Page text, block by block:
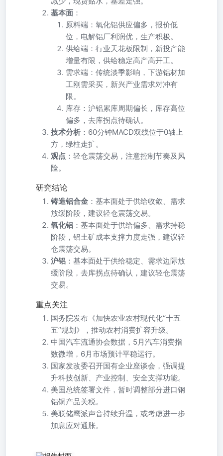
基本面 ：
原料端：氧化铝供应偏多，报价低
位，电解铝厂利润优，生产积极。
供给端：行业天花板限制，新投产能
增量有限，供给稳定高产高开工。
需求端：传统淡季影响，下游铝材加
工刚需采买，新兴产业需求对冲有
限。
库存：沪铝累库周期偏长，库存高位
偏多，去库拐点待确认。
技术分析 ：60分钟MACD双线位于0轴上
方，绿柱走扩。
观点 ：轻仓震荡交易，注意控制节奏及风
险。
研究结论
铸造铝合金 ：基本面处于供给收敛、需求
放缓阶段，建议轻仓震荡交易。
氧化铝 ：基本面处于供给偏多、需求持稳
阶段，铝土矿成本支撑力度走强，建议轻
仓震荡交易。
沪铝 ：基本面处于供给稳定、需求边际放
缓阶段，去库拐点待确认，建议轻仓震荡
交易。
重点关注
国务院发布《加快农业农村现代化“十五
五”规划》，推动农村消费扩容升级。
中国汽车流通协会数据，5月汽车消费指
数微增，6月市场预计平稳运行。
国家发改委召开国有企业座谈会，强调提
升科技创新、产业控制、安全支撑功能。
美国总统签署文件，暂时调整部分进口钢
铝铜产品关税。
美联储鹰派声音持续升温，或考虑进一步
加息应对通胀。